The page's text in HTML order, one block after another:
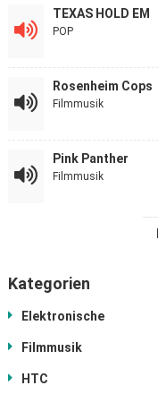
TEXAS HOLD EM
POP
Rosenheim Cops
Filmmusik
Pink Panther
Filmmusik
Kategorien
Elektronische
Filmmusik
HTC